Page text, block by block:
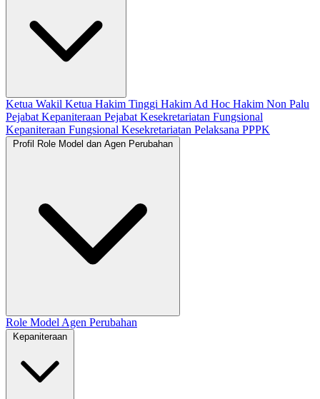
Ketua Wakil Ketua Hakim Tinggi Hakim Ad Hoc Hakim Non Palu
Pejabat Kepaniteraan Pejabat Kesekretariatan Fungsional
Kepaniteraan Fungsional Kesekretariatan Pelaksana PPPK
Profil Role Model dan Agen Perubahan
Role Model Agen Perubahan
Kepaniteraan